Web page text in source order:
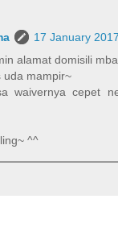
17 January
alamat domisili
uda mampir~
waivernya cepet
^^